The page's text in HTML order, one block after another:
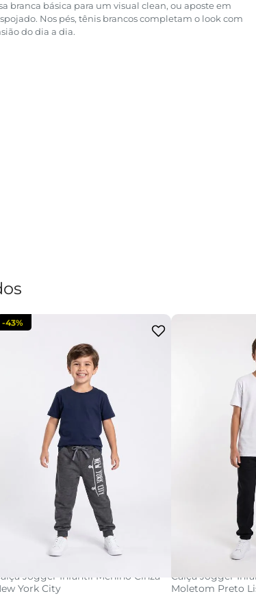
branca básica para um visual clean, ou aposte em
Nos pés, tênis brancos completam o look com
do dia a dia.
4 8
adicionar a sacola
Jogger Infantil Menino Cinza
York City
-43%
Calça Jogger
Moletom Preto